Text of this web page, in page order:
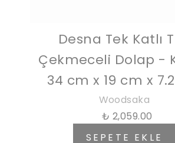
Desna Tek Katlı
Çekmeceli Dolap -
34 cm x 19 cm x
Woodsaka
₺ 2,059.00
SEPETE EKLE